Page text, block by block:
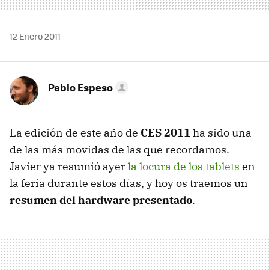
12 Enero 2011
Pablo Espeso
La edición de este año de CES2011 ha sido una
de las más movidas de las que recordamos.
Javier ya resumió ayerla locura de los tablets en
la feria durante estos días, y hoy os traemos un
resumen del hardware presentado.